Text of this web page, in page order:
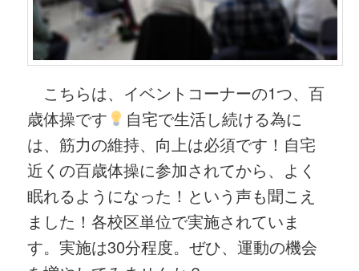
こちらは、イベントコーナーの1つ、百
歳体操です
自宅で生活し続ける為に
は、筋力の維持、向上は必須です！自宅
近くの百歳体操に参加されてから、よく
眠れるようになった！という声も聞こえ
ました！各校区単位で実施されていま
す。実施は30分程度。ぜひ、運動の機会